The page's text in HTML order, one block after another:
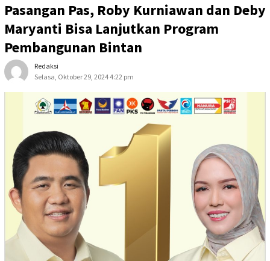
Pasangan Pas, Roby Kurniawan dan Deby
Maryanti Bisa Lanjutkan Program
Pembangunan Bintan
Redaksi
Selasa, Oktober 29, 2024 4:22 pm